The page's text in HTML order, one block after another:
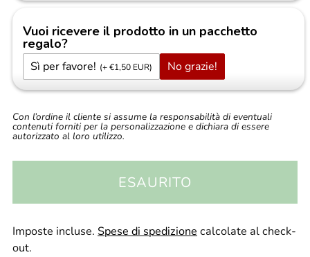
Vuoi ricevere il prodotto in un pacchetto
regalo?
Sì per favore! (+ €1,50 EUR) No grazie!
Con l’ordine il cliente si assume la responsabilità di eventuali
contenuti forniti per la personalizzazione e dichiara di essere
autorizzato al loro utilizzo.
ESAURITO
Imposte incluse. Spese di spedizione calcolate al check-
out.